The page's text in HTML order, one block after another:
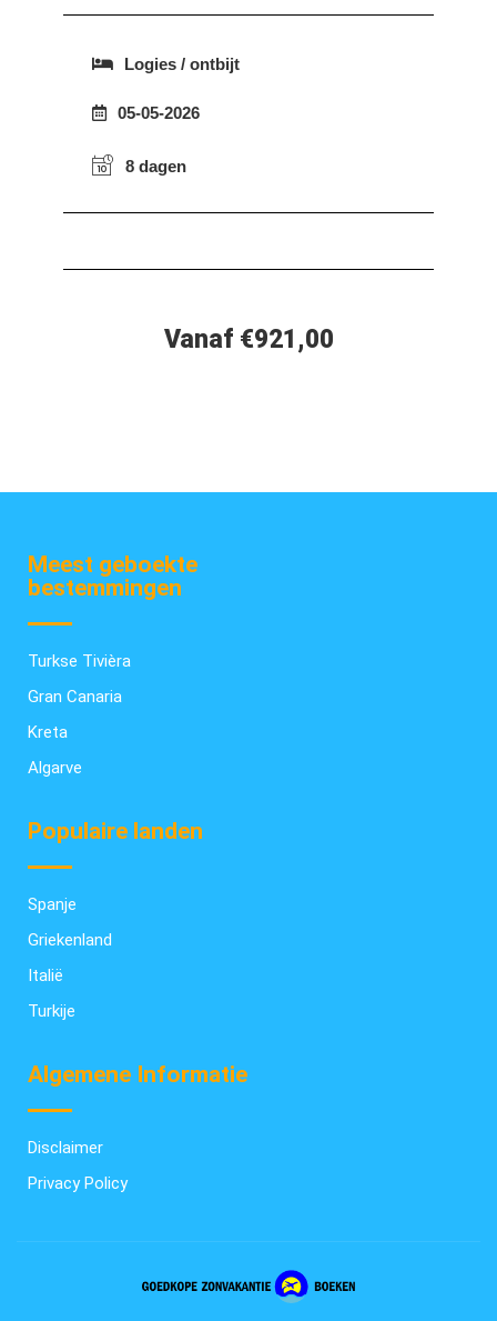
Logies / ontbijt
05-05-2026
8 dagen
Vanaf €921,00
Meest geboekte
bestemmingen
Turkse Tivièra
Gran Canaria
Kreta
Algarve
Populaire landen
Spanje
Griekenland
Italië
Turkije
Algemene Informatie
Disclaimer
Privacy Policy